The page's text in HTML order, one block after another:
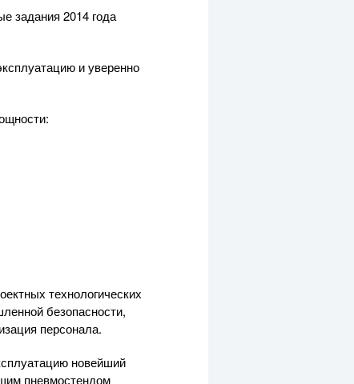
задания 2014 года
и уверенно
технологических
безопасности,
персонала.
новейший
пневмостендом